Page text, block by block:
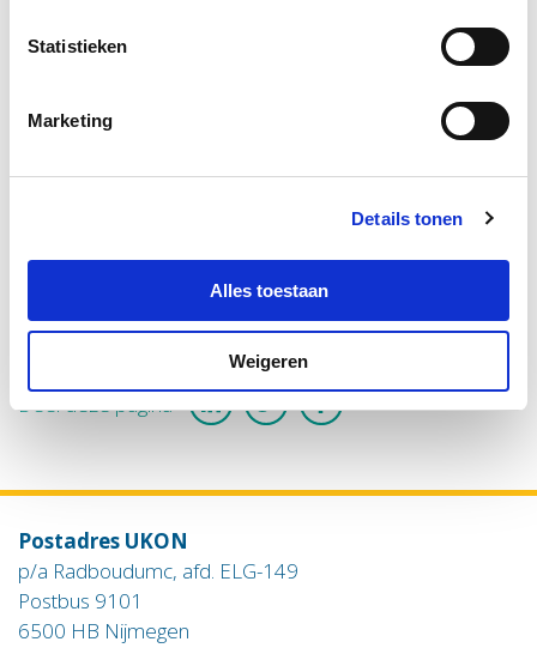
Statistieken
Marketing
Details tonen
Alles toestaan
Weigeren
A Home‐Based Logopaedic Intervention Program For
Olthof-Nefkens et al. (2022)
Deel deze pagina
Postadres UKON
p/a Radboudumc, afd. ELG-149
Postbus 9101
6500 HB Nijmegen